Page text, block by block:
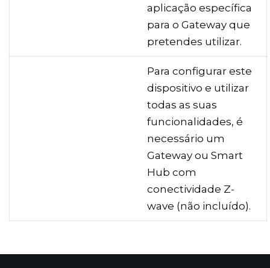
aplicação específica
para o Gateway que
pretendes utilizar.
Para configurar este
dispositivo e utilizar
todas as suas
funcionalidades, é
necessário um
Gateway ou Smart
Hub com
conectividade Z-
wave (não incluído).